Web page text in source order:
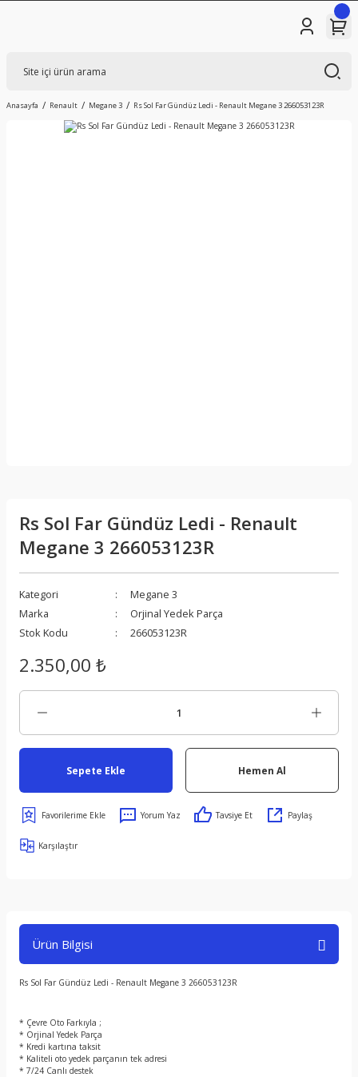
Anasayfa Renault Megane 3 Rs Sol Far Gündüz Ledi - Renault Megane 3 266053123R
Rs Sol Far Gündüz Ledi - Renault
Megane 3 266053123R
Kategori
Megane 3
Marka
Orjinal Yedek Parça
Stok Kodu
266053123R
2.350,00 ₺
Sepete Ekle Hemen Al
Yorum Yaz Tavsiye Et Paylaş
Karşılaştır
Ürün Bilgisi
Rs Sol Far Gündüz Ledi - Renault Megane 3 266053123R
* Çevre Oto Farkıyla ;
* Orjinal Yedek Parça
* Kredi kartına taksit
* Kaliteli oto yedek parçanın tek adresi
* 7/24 Canlı destek